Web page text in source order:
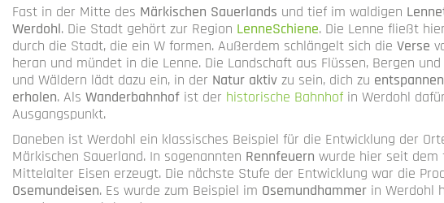
Fast in der Mitte des Märkischen Sauerlands und tief im waldigen
Werdohl. Die Stadt gehört zur Region LenneSchiene. Die Lenne fließt
durch die Stadt, die ein W formen. Außerdem schlängelt sich die Verse
heran und mündet in die Lenne. Die Landschaft aus Flüssen, Bergen und
und Wäldern lädt dazu ein, in der Natur aktiv zu sein, dich zu entspannen
erholen. Als Wanderbahnhof ist der historische Bahnhof in Werdohl
Ausgangspunkt.
Daneben ist Werdohl ein klassisches Beispiel für die Entwicklung der
Märkischen Sauerland. In sogenannten Rennfeuern wurde hier seit dem
Mittelalter Eisen erzeugt. Die nächste Stufe der Entwicklung war die
Osemundeisen. Es wurde zum Beispiel im Osemundhammer in Werdohl